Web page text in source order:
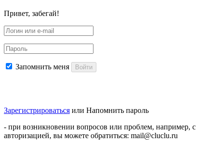
Привет, забегай!
Запомнить меня Войти
Зарегистрироваться или Напомнить пароль
- при возникновении вопросов или проблем, например, с
авторизацией, вы можете обратиться: mail@cluclu.ru